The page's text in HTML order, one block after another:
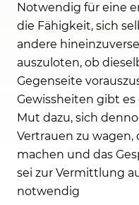
Notwendig für eine
die Fähigkeit, sich
andere
auszuloten, ob
Gegenseite
Gewissheiten gibt
Mut dazu, sich
Vertrauen zu
machen und das
sei zur Vermittlung
notwendig